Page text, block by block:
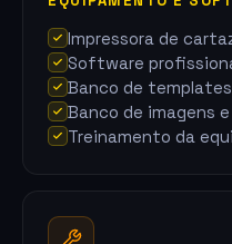
Impressora de
Software
Banco de
Banco de imagens
Treinamento da